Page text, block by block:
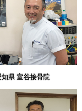
知県 室谷接骨院